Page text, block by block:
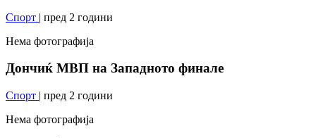
Спорт | пред 2 години
Нема фотографија
Дончиќ МВП на Западното финале
Спорт | пред 2 години
Нема фотографија